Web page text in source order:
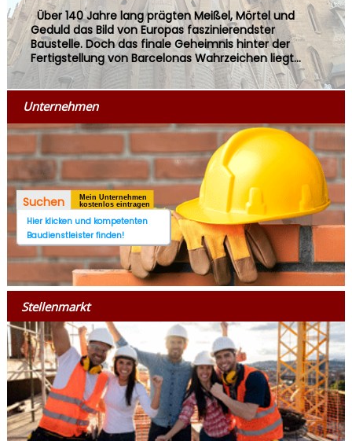
Über 140 Jahre lang prägten Meißel, Mörtel und
Geduld das Bild von Europas faszinierendster
Baustelle. Doch das finale Geheimnis hinter der
Fertigstellung von Barcelonas Wahrzeichen liegt...
Unternehmen
Suchen
Mein Unternehmen
kostenlos eintragen
Hier klicken und kompetenten
Baudienstleister finden!
Stellenmarkt